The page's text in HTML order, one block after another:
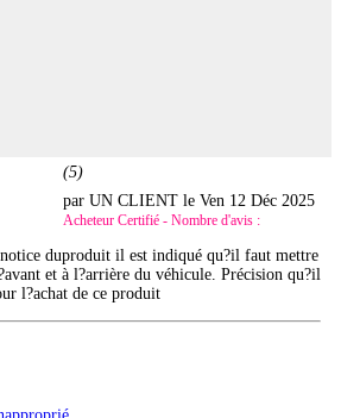
(5)
par UN CLIENT leVen 12 Déc 2025
Acheteur Certifié - Nombre d'avis :
duproduit il est indiqué qu?il faut mettre
et à l?arrière du véhicule. Précision qu?il
l?achat de ce produit